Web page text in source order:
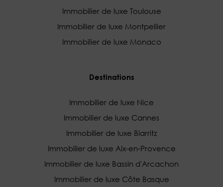
Immobilier de luxe Toulouse
Immobilier de luxe Montpellier
Immobilier de luxe Monaco
Destinations
Immobilier de luxe Nice
Immobilier de luxe Cannes
Immobilier de luxe Biarritz
Immobilier de luxe Aix-en-Provence
Immobilier de luxe Bassin d'Arcachon
Immobilier de luxe Côte Basque